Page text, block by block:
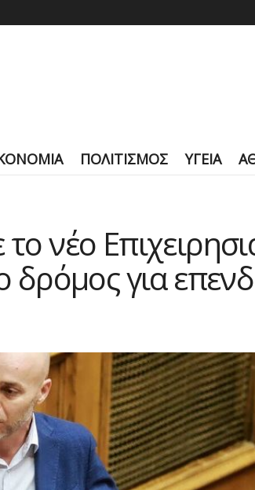
ΠΟΛΙΤΙΣΜΟΣ ΥΓΕΙΑ
νέο
δρόμος για